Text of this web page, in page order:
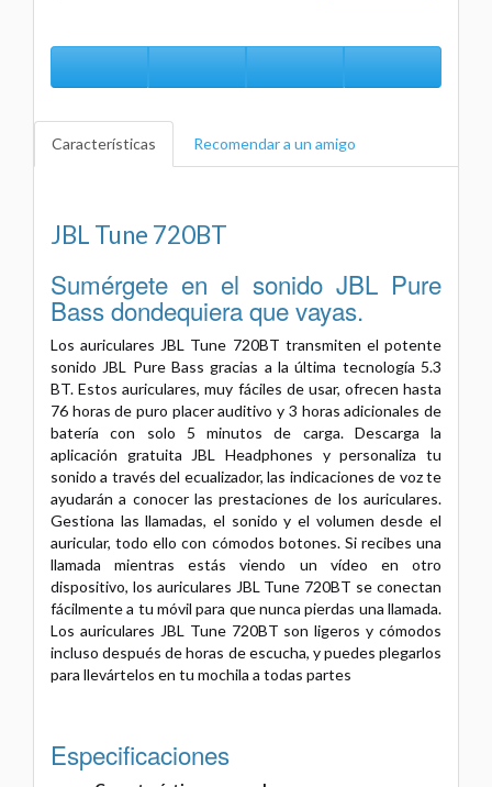
Características Recomendar a un amigo
JBL Tune 720BT
Sumérgete en el sonido JBL Pure
Bass dondequiera que vayas.
Los auriculares JBL Tune 720BT transmiten el potente
sonido JBL Pure Bass gracias a la última tecnología 5.3
BT. Estos auriculares, muy fáciles de usar, ofrecen hasta
76 horas de puro placer auditivo y 3 horas adicionales de
batería con solo 5 minutos de carga. Descarga la
aplicación gratuita JBL Headphones y personaliza tu
sonido a través del ecualizador, las indicaciones de voz te
ayudarán a conocer las prestaciones de los auriculares.
Gestiona las llamadas, el sonido y el volumen desde el
auricular, todo ello con cómodos botones. Si recibes una
llamada mientras estás viendo un vídeo en otro
dispositivo, los auriculares JBL Tune 720BT se conectan
fácilmente a tu móvil para que nunca pierdas una llamada.
Los auriculares JBL Tune 720BT son ligeros y cómodos
incluso después de horas de escucha, y puedes plegarlos
para llevártelos en tu mochila a todas partes
Especificaciones